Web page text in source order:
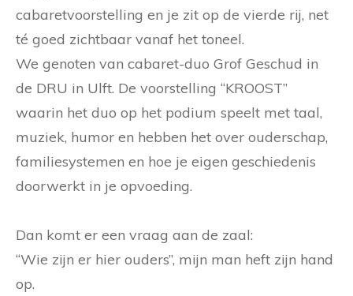
cabaretvoorstelling en je zit op de vierde rij, net
té goed zichtbaar vanaf het toneel.
We genoten van cabaret-duo Grof Geschud in
de DRU in Ulft. De voorstelling “KROOST”
waarin het duo op het podium speelt met taal,
muziek, humor en hebben het over ouderschap,
familiesystemen en hoe je eigen geschiedenis
doorwerkt in je opvoeding.
Dan komt er een vraag aan de zaal:
“Wie zijn er hier ouders”, mijn man heft zijn hand
op.